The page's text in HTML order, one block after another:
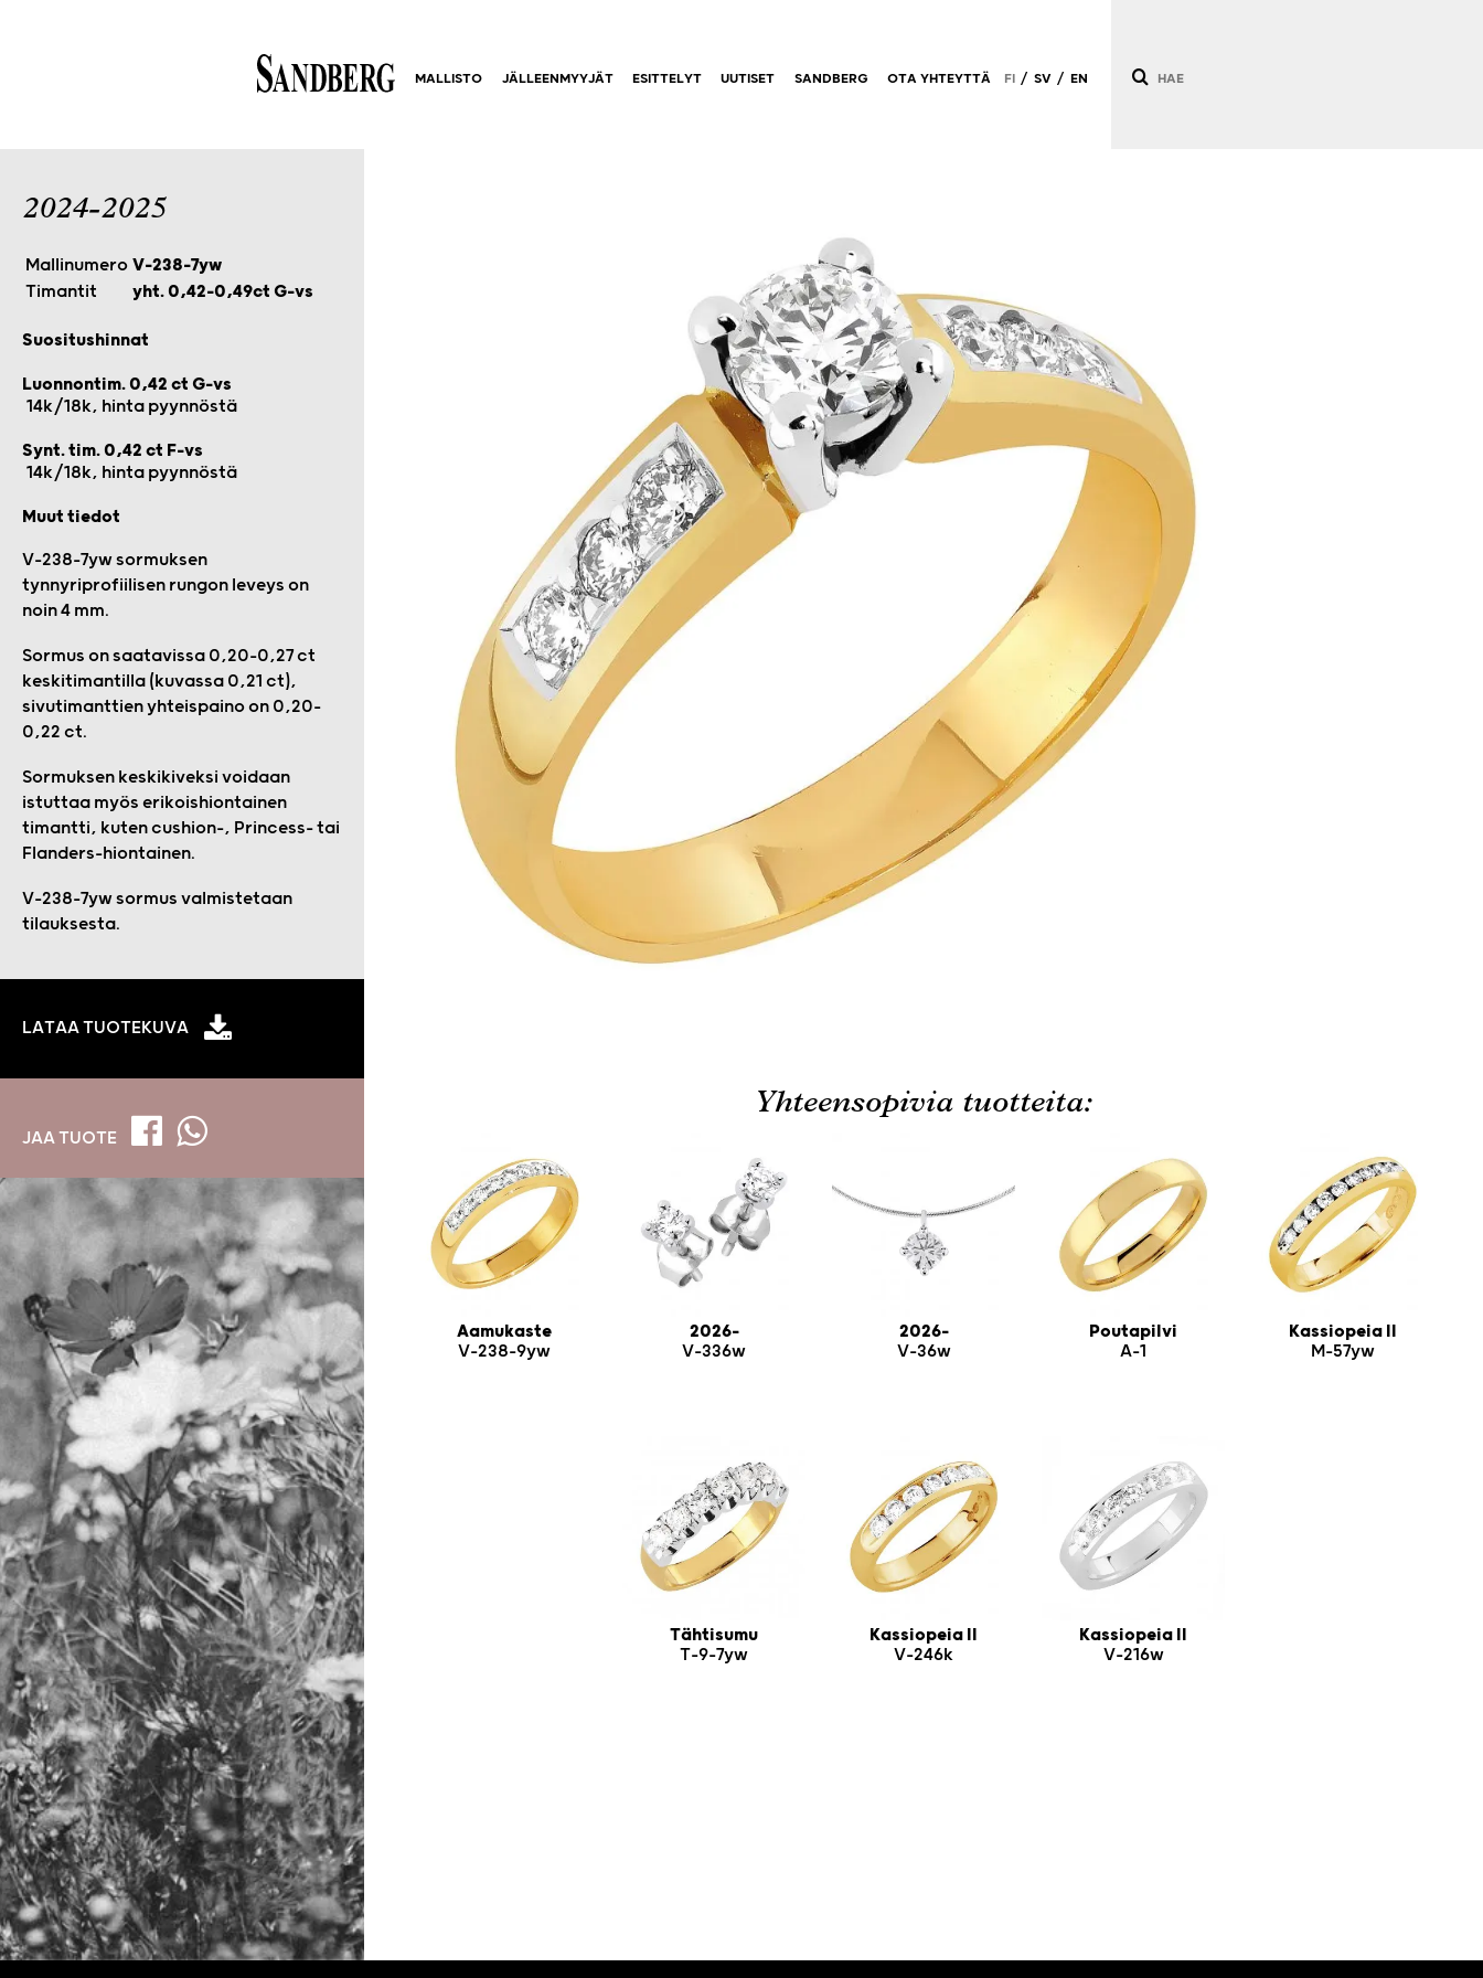
2024-2025
Mallinumero V-238-7yw
Timantit
yht. 0,42–0,49ct G-vs
Suositushinnat
Luonnontim. 0,42 ct G-vs
14k/18k, hinta pyynnöstä
Synt. tim. 0,42 ct F-vs
14k/18k, hinta pyynnöstä
Muut tiedot
V-238-7yw sormuksen
tynnyriprofiilisen rungon leveys on
noin 4 mm.
Sormus on saatavissa 0,20–0,27 ct
keskitimantilla (kuvassa 0,21 ct),
sivutimanttien yhteispaino on 0,20–
0,22 ct.
Sormuksen keskikiveksi voidaan
istuttaa myös erikoishiontainen
timantti, kuten cushion-, Princess- tai
Flanders-hiontainen.
V-238-7yw sormus valmistetaan
tilauksesta.
LATAA TUOTEKUVA
JAA TUOTE
Yhteensopivia tuotteita:
Aamukaste
V-238-9yw
2026-
V-336w
2026-
V-36w
Poutapilvi
A-1
Kassiopeia II
M-57yw
Tähtisumu
T-9-7yw
Kassiopeia II
V-246k
Kassiopeia II
V-216w
MALLISTO JÄLLEENMYYJÄT ESITTELYT UUTISET SANDBERG OTA YHTEYTTÄ FI / SV / EN